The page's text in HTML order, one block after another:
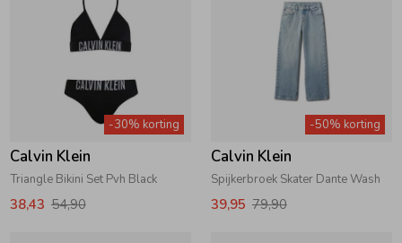
-30% korting
Calvin Klein
Triangle Bikini Set Pvh Black
38,43 54,90
-50% korting
Calvin Klein
Spijkerbroek Skater Dante Wash
39,95 79,90